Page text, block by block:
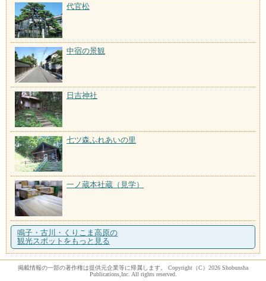
代官松
中宿の景観
日吉神社
七ツ森ふれあいの里
一ノ蔵本社蔵（見学）
鳴子・古川・くりこま高原の
観光スポットをもっと見る
掲載情報の一部の著作権は提供元企業等に帰属します。 Copyright（C）2026 Shobunsha
Publications,Inc. All rights reserved.